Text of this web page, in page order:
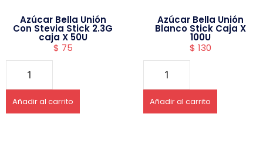
Azúcar Bella Unión
Con Stevia Stick 2.3G
caja X 50U
$ 75
Añadir al carrito
Azúcar Bella Unión
Blanco Stick Caja X
100U
$ 130
Añadir al carrito